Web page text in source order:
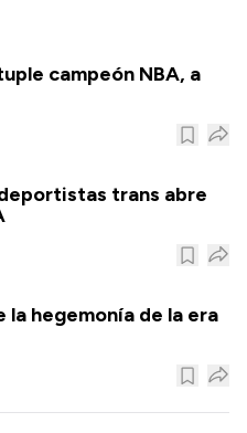
campeón NBA, a
trans abre
la hegemonía de la era